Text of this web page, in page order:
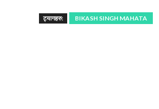
ट्यागहरु: BIKASH SINGH MAHATA